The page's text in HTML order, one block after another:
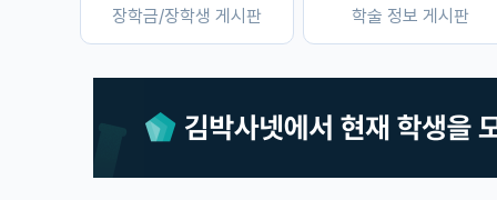
장학금/장학생 게시판 학술 정보 게시판